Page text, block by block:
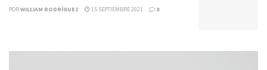
PORWILLIAM RODRÍGUEZ 15 SEPTIEMBRE 2021 8